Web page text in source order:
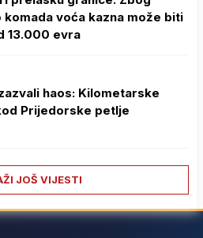
komada voća kazna može biti
13.000 evra
haos: Kilometarske
Prijedorske petlje
JOŠ VIJESTI